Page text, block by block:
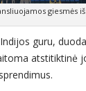
giesmės
guru,
atstitiktinė